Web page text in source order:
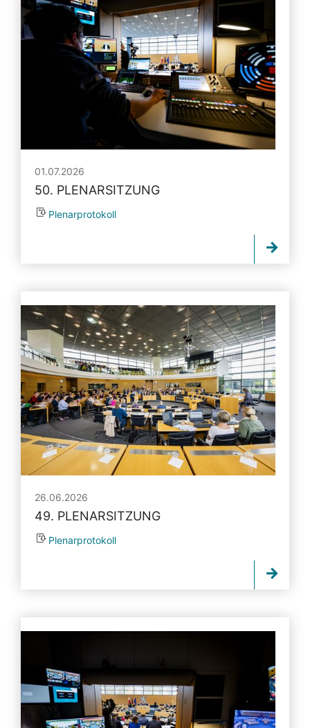
01.07.2026
50. PLENARSITZUNG
Plenarprotokoll
26.06.2026
49. PLENARSITZUNG
Plenarprotokoll